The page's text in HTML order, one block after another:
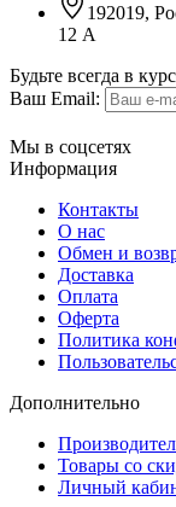
192019,
12 А
Будьте всегда в
Ваш Email:
Мы в соцсетях
Информация
Контакты
О нас
Обмен и
Доставка
Оплата
Оферта
Политика
Дополнительно
Товары со
Личный